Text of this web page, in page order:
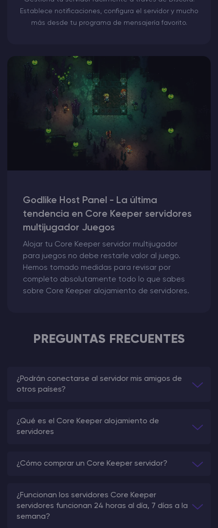
Establece notificaciones, configura el servidor y mucho
más desde tu programa de mensajería favorito.
Godlike Host Panel - La última
tendencia en Core Keeper servidores
multijugador Juegos
Alojar tu Core Keeper servidor multijugador
para juegos no debe restarle valor al juego.
Hemos tomado medidas para revisar por
completo absolutamente todo lo que sabes
sobre Core Keeper alojamiento de servidores.
PREGUNTAS FRECUENTES
¿Podrán conectarse al servidor mis amigos de
otros países?
¿Qué es el Core Keeper alojamiento de
servidores
¿Cómo comprar un Core Keeper servidor?
¿Funcionan los servidores Core Keeper
servidores funcionan 24 horas al día, 7 días a la
semana?